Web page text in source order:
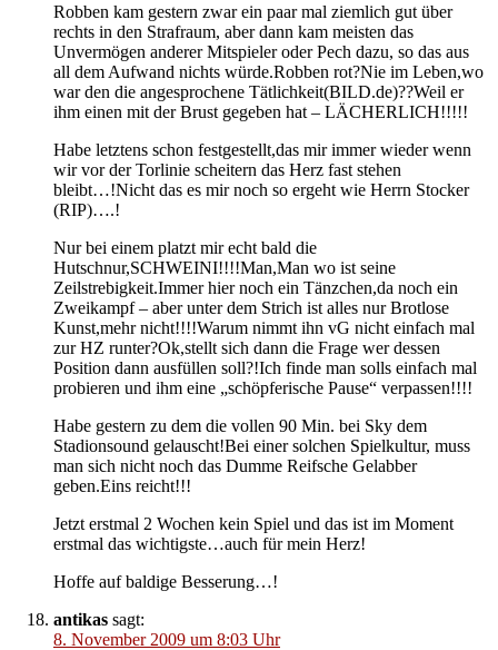
Robben kam gestern zwar ein paar mal ziemlich gut über
rechts in den Strafraum, aber dann kam meisten das
Unvermögen anderer Mitspieler oder Pech dazu, so das aus
all dem Aufwand nichts würde.Robben rot?Nie im Leben,wo
war den die angesprochene Tätlichkeit(BILD.de)??Weil er
ihm einen mit der Brust gegeben hat – LÄCHERLICH!!!!!
Habe letztens schon festgestellt,das mir immer wieder wenn
wir vor der Torlinie scheitern das Herz fast stehen
bleibt…!Nicht das es mir noch so ergeht wie Herrn Stocker
(RIP)….!
Nur bei einem platzt mir echt bald die
Hutschnur,SCHWEINI!!!!Man,Man wo ist seine
Zeilstrebigkeit.Immer hier noch ein Tänzchen,da noch ein
Zweikampf – aber unter dem Strich ist alles nur Brotlose
Kunst,mehr nicht!!!!Warum nimmt ihn vG nicht einfach mal
zur HZ runter?Ok,stellt sich dann die Frage wer dessen
Position dann ausfüllen soll?!Ich finde man solls einfach mal
probieren und ihm eine „schöpferische Pause“ verpassen!!!!
Habe gestern zu dem die vollen 90 Min. bei Sky dem
Stadionsound gelauscht!Bei einer solchen Spielkultur, muss
man sich nicht noch das Dumme Reifsche Gelabber
geben.Eins reicht!!!
Jetzt erstmal 2 Wochen kein Spiel und das ist im Moment
erstmal das wichtigste…auch für mein Herz!
Hoffe auf baldige Besserung…!
antikas sagt:
8. November 2009 um 8:03 Uhr